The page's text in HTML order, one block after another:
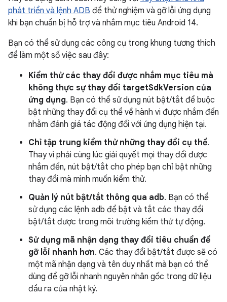
phát triển và lệnh ADB để thử nghiệm và gỡ lỗi ứng dụng
khi bạn chuẩn bị hỗ trợ và nhắm mục tiêu Android 14.
Bạn có thể sử dụng các công cụ trong khung tương thích
để làm một số việc sau đây:
Kiểm thử các thay đổi được nhắm mục tiêu mà
không thực sự thay đổi targetSdkVersion của
ứng dụng. Bạn có thể sử dụng nút bật/tắt để buộc
bật những thay đổi cụ thể về hành vi được nhắm đến
nhằm đánh giá tác động đối với ứng dụng hiện tại.
Chỉ tập trung kiểm thử những thay đổi cụ thể.
Thay vì phải cùng lúc giải quyết mọi thay đổi được
nhắm đến, nút bật/tắt cho phép bạn chỉ bật những
thay đổi mà mình muốn kiểm thử.
Quản lý nút bật/tắt thông qua adb. Bạn có thể
sử dụng các lệnh adb để bật và tắt các thay đổi
bật/tắt được trong môi trường kiểm thử tự động.
Sử dụng mã nhận dạng thay đổi tiêu chuẩn để
gỡ lỗi nhanh hơn. Các thay đổi bật/tắt được sẽ có
một mã nhận dạng và tên duy nhất mà bạn có thể
dùng để gỡ lỗi nhanh nguyên nhân gốc trong dữ liệu
đầu ra của nhật ký.